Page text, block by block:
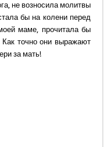
не возносила молитвы
бы на колени перед
маме, прочитала бы
Как точно они выражают
за мать!